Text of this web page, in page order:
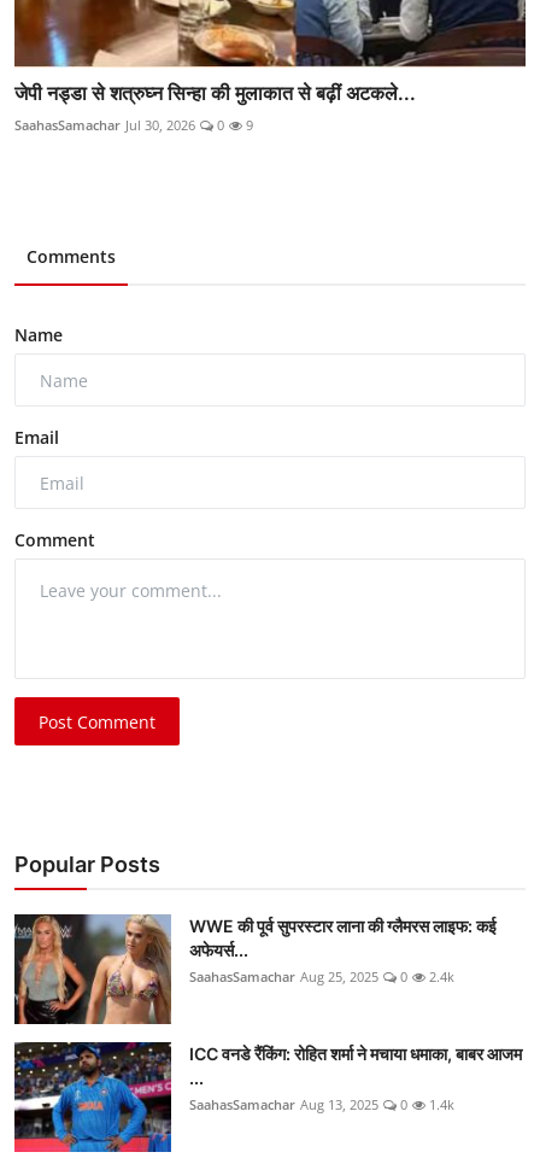
जेपी नड्डा से शत्रुघ्न सिन्हा की मुलाकात से बढ़ीं अटकले...
SaahasSamachar Jul 30, 2026 0 9
Comments
Name
Email
Comment
Post Comment
Popular Posts
WWE की पूर्व सुपरस्टार लाना की ग्लैमरस लाइफ: कई
अफेयर्स...
SaahasSamachar Aug 25, 2025 0 2.4k
ICC वनडे रैंकिंग: रोहित शर्मा ने मचाया धमाका, बाबर आजम
...
SaahasSamachar Aug 13, 2025 0 1.4k